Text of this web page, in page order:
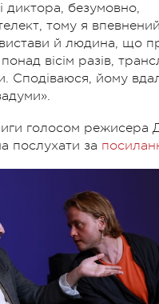
диктора, безумовно,
тому я
й людина, що
вісім разів,
Сподіваюся, йому
голосом режисера
послухати за